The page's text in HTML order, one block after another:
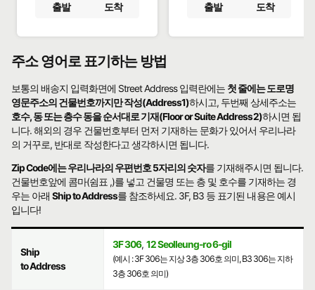
출발 도착 출발 도착
주소 영어로 표기하는 방법
보통의 배송지 입력화면에 Street Address 입력란에는 첫 줄에는 도로명
영문주소의 건물번호까지만 작성(Address1)하시고, 두번째 상세주소는
호수, 동 또는 층수 동을 순서대로 기재(Floor or Suite Address2)하시면 됩
니다. 해외의 경우 건물번호부터 먼저 기재하는 문화가 있어서 우리나라
의 거꾸로, 반대로 작성한다고 생각하시면 됩니다.
Zip Code에는 우리나라의 우편번호 5자리의 숫자를 기재해주시면 됩니다.
건물번호앞에 콤마(쉼표 ,)를 넣고 건물명 또는 층 및 호수를 기재하는 경
우는 아래Ship to Address를 참조하세요. 3F, B3 등 표기된 내용은 예시
입니다!
Ship
to Address
3F 306, 12 Seolleung-ro 6-gil
(예시 : 3F 306는 지상 3층 306호 의미, B3 306는 지하
3층 306호 의미)